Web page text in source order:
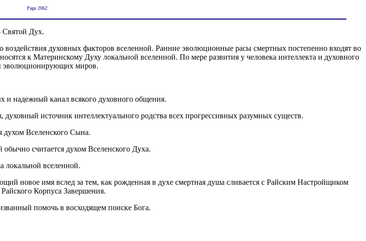
Page 2062
Дух.
воздействия духовных факторов вселенной. Ранние эволюционные расы смертных постепенно входят во
к Материнскому Духу локальной вселенной. По мере развития у человека интеллекта и духовного
эволюционирующих миров.
и надежный канал всякого духовного общения.
источник интеллектуального родства всех прогрессивных разумных существ.
Вселенского Сына.
считается духом Вселенского Духа.
локальной вселенной.
новое имя вслед за тем, как рожденная в духе смертная душа сливается с Райским Настройщиком
Корпуса Завершения.
помочь в восходящем поиске Бога.